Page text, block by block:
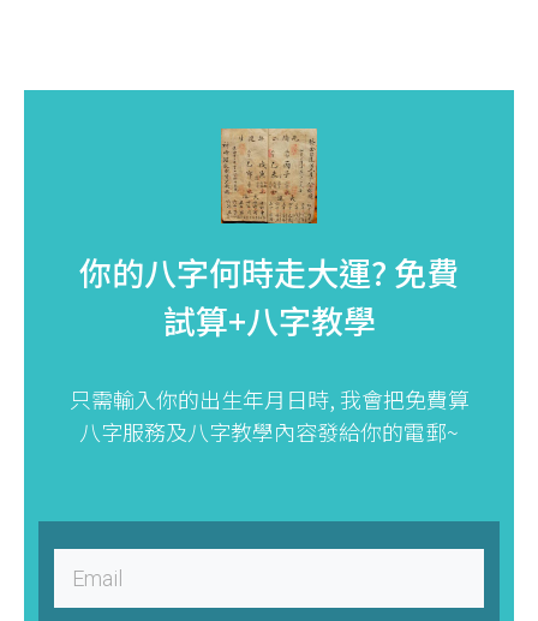
你的八字何時走大運? 免費
試算+八字教學
只需輸入你的出生年月日時, 我會把免費算
八字服務及八字教學內容發給你的電郵~